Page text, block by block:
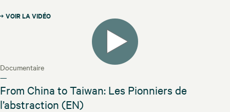
VOIR LA VIDÉO
Documentaire
—
From China to Taiwan: Les Pionniers de
l’abstraction (EN)